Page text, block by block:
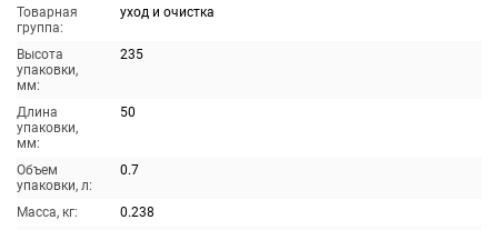
Товарная
группа:
уход и очистка
Высота
упаковки,
мм:
235
Длина
упаковки,
мм:
50
Объем
упаковки, л:
0.7
Масса, кг:
0.238